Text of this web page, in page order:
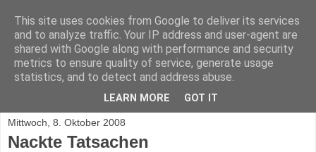
Mascha Bronsky
Unglaubliches aus dem Leben von Mascha Bronsky, einer
Frau 40+
Mittwoch, 8. Oktober 2008
Nackte Tatsachen
This site uses cookies from Google to deliver its services
and to analyze traffic. Your IP address and user-agent are
shared with Google along with performance and security
metrics to ensure quality of service, generate usage
statistics, and to detect and address abuse.
LEARN MORE GOT IT